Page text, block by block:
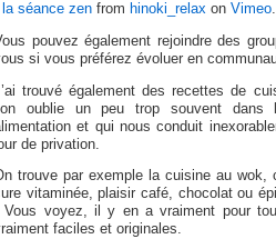
séance zen from hinoki_relax on Vimeo.
pouvez également rejoindre des
si vous préférez évoluer en
trouvé également des recettes de
oublie un peu trop souvent
et qui nous conduit
de privation.
trouve par exemple la cuisine au wok,
vitaminée, plaisir café, chocolat ou
Vous voyez, il y en a vraiment pour
faciles et originales.